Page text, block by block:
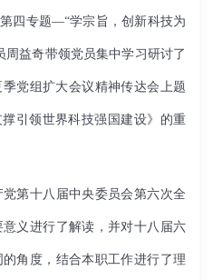
四专题—“学宗旨，创新科技为
周益奇带领党员集中学习研讨了
季党组扩大会议精神传达会上题
引领世界科技强国建设》的重
第十八届中央委员会第六次全
义进行了解读，并对十八届六
角度，结合本职工作进行了理